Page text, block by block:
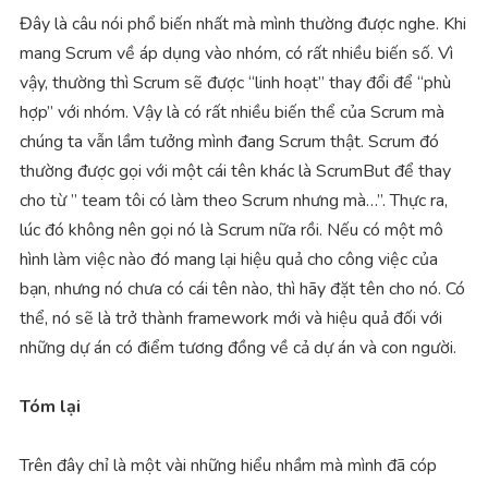
Đây là câu nói phổ biến nhất mà mình thường được nghe. Khi
mang Scrum về áp dụng vào nhóm, có rất nhiều biến số. Vì
vậy, thường thì Scrum sẽ được “linh hoạt” thay đổi để “phù
hợp” với nhóm. Vậy là có rất nhiều biến thể của Scrum mà
chúng ta vẫn lầm tưởng mình đang Scrum thật. Scrum đó
thường được gọi với một cái tên khác là ScrumBut để thay
cho từ ” team tôi có làm theo Scrum nhưng mà…”. Thực ra,
lúc đó không nên gọi nó là Scrum nữa rồi. Nếu có một mô
hình làm việc nào đó mang lại hiệu quả cho công việc của
bạn, nhưng nó chưa có cái tên nào, thì hãy đặt tên cho nó. Có
thể, nó sẽ là trở thành framework mới và hiệu quả đối với
những dự án có điểm tương đồng về cả dự án và con người.
Tóm lại
Trên đây chỉ là một vài những hiểu nhầm mà mình đã cóp